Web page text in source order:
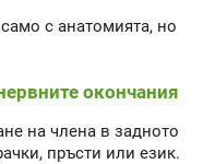
с анатомията, но
окончания
на члена в задното
пръсти или език.